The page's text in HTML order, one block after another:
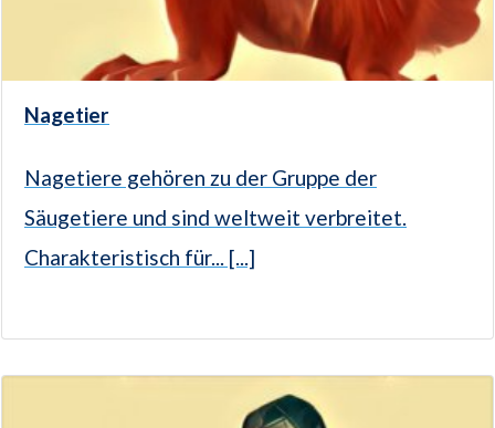
Nagetier
Nagetiere gehören zu der Gruppe der
Säugetiere und sind weltweit verbreitet.
Charakteristisch für... [...]